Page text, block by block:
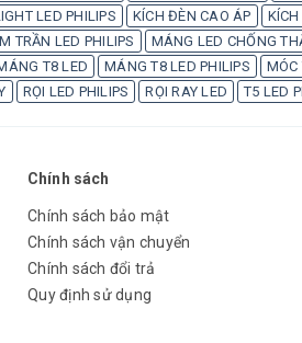
LED PHILIPS KÍCH ĐÈN CAO ÁP
TRẦN LED PHILIPS MÁNG LED CHỐNG
T8 LED MÁNG T8 LED PHILIPS MÓC
RỌI LED PHILIPS RỌI RAY LED T5 LED
Chính sách
Chính sách bảo mật
Chính sách vận chuyển
Chính sách đổi trả
Quy định sử dụng